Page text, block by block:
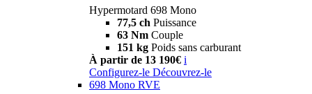
Hypermotard 698 Mono
77,5 ch Puissance
63 Nm Couple
151 kg Poids sans carburant
À partir de 13 190€ i
Configurez-le Découvrez-le
698 Mono RVE